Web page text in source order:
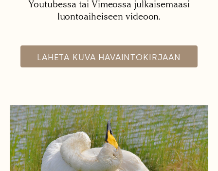
Youtubessa tai Vimeossa julkaisemaasi
luontoaiheiseen videoon.
LÄHETÄ KUVA HAVAINTOKIRJAAN